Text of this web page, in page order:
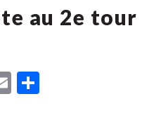
au 2e tour
Email